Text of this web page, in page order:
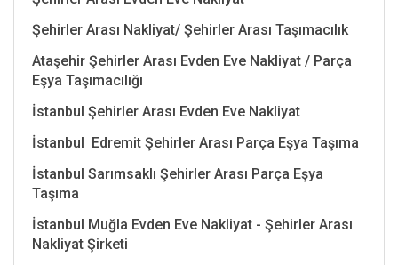
Şehirler Arası Nakliyat/ Şehirler Arası Taşımacılık
Ataşehir Şehirler Arası Evden Eve Nakliyat / Parça
Eşya Taşımacılığı
İstanbul Şehirler Arası Evden Eve Nakliyat
İstanbul Edremit Şehirler Arası Parça Eşya Taşıma
İstanbul Sarımsaklı Şehirler Arası Parça Eşya
Taşıma
İstanbul Muğla Evden Eve Nakliyat - Şehirler Arası
Nakliyat Şirketi